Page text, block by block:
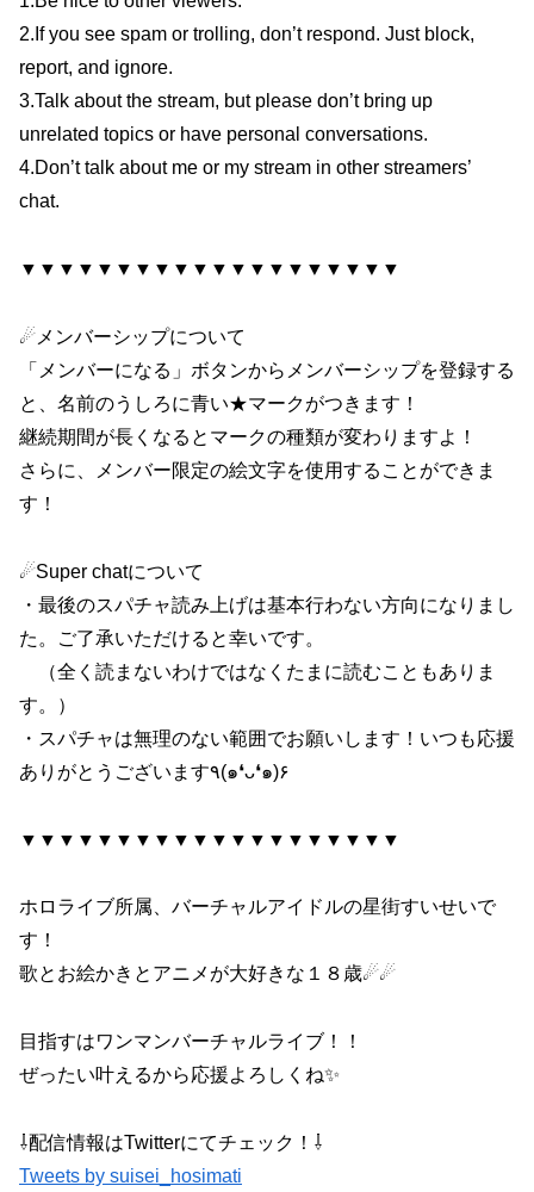
2.If you see spam or trolling, don’t respond. Just block,
report, and ignore.
3.Talk about the stream, but please don’t bring up
unrelated topics or have personal conversations.
4.Don’t talk about me or my stream in other streamers’
chat.
▼▼▼▼▼▼▼▼▼▼▼▼▼▼▼▼▼▼▼▼
☄メンバーシップについて
「メンバーになる」ボタンからメンバーシップを登録する
と、名前のうしろに青い★マークがつきます！
継続期間が長くなるとマークの種類が変わりますよ！
さらに、メンバー限定の絵文字を使用することができま
す！
☄Super chatについて
・最後のスパチャ読み上げは基本行わない方向になりまし
た。ご了承いただけると幸いです。
（全く読まないわけではなくたまに読むこともありま
す。）
・スパチャは無理のない範囲でお願いします！いつも応援
ありがとうございます٩(๑❛ᴗ❛๑)۶
▼▼▼▼▼▼▼▼▼▼▼▼▼▼▼▼▼▼▼▼
ホロライブ所属、バーチャルアイドルの星街すいせいで
す！
歌とお絵かきとアニメが大好きな１８歳☄☄
目指すはワンマンバーチャルライブ！！
ぜったい叶えるから応援よろしくね✨
⇩配信情報はTwitterにてチェック！⇩
Tweets by suisei_hosimati